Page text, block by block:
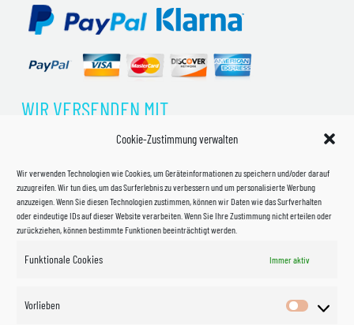
Cookie-Zustimmung verwalten
Wir verwenden Technologien wie Cookies, um Geräteinformationen zu speichern und/oder darauf
zuzugreifen. Wir tun dies, um das Surferlebnis zu verbessern und um personalisierte Werbung
anzuzeigen. Wenn Sie diesen Technologien zustimmen, können wir Daten wie das Surfverhalten
oder eindeutige IDs auf dieser Website verarbeiten. Wenn Sie Ihre Zustimmung nicht erteilen oder
zurückziehen, können bestimmte Funktionen beeinträchtigt werden.
Funktionale Cookies Immer aktiv
Vorlieben
Vorlieben
WIR VERSENDEN MIT